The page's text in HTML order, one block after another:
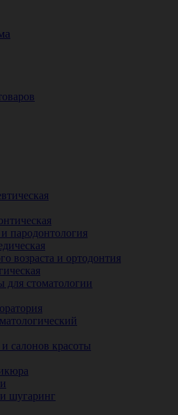
пародонтология
возраста и ортодонтия
для стоматологии
салонов красоты
шугаринг